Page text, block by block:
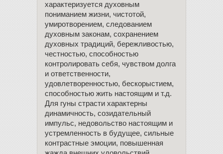
характеризуется духовным
пониманием жизни, чистотой,
умиротворением, следованием
духовным законам, сохранением
духовных традиций, бережливостью,
честностью, способностью
контролировать себя, чувством долга
и ответственности,
удовлетворенностью, бескорыстием,
способностью жить настоящим и т.д.
Для гуны страсти характерны
динамичность, созидательный
импульс, недовольство настоящим и
устремленность в будущее, сильные
контрастные эмоции, повышенная